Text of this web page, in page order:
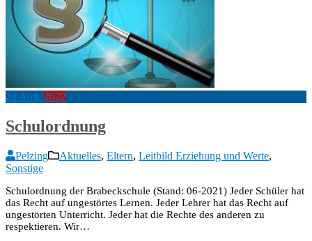
22 Aug. 2022
Schulordnung
Pelzing Aktuelles, Eltern, Leitbild Erziehung und Werte,
Sonstige
Schulordnung der Brabeckschule (Stand: 06-2021) Jeder Schüler hat
das Recht auf ungestörtes Lernen. Jeder Lehrer hat das Recht auf
ungestörten Unterricht. Jeder hat die Rechte des anderen zu
respektieren. Wir…